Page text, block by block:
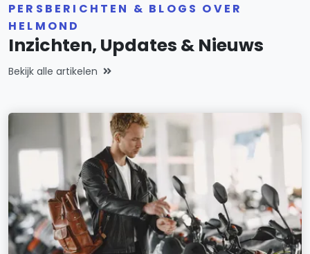
PERSBERICHTEN & BLOGS OVER
HELMOND
Inzichten, Updates & Nieuws
Bekijk alle artikelen